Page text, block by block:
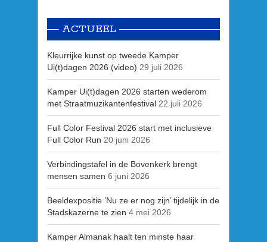
ACTUEEL
Kleurrijke kunst op tweede Kamper
Ui(t)dagen 2026 (video) 29 juli 2026
Kamper Ui(t)dagen 2026 starten wederom
met Straatmuzikantenfestival 22 juli 2026
Full Color Festival 2026 start met inclusieve
Full Color Run 20 juni 2026
Verbindingstafel in de Bovenkerk brengt
mensen samen 6 juni 2026
Beeldexpositie ’Nu ze er nog zijn’ tijdelijk in de
Stadskazerne te zien 4 mei 2026
Kamper Almanak haalt ten minste haar